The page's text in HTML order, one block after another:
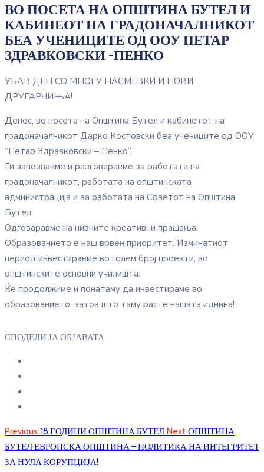
ВО ПОСЕТА НА ОПШТИНА БУТЕЛ И
КАБИНЕОТ НА ГРАДОНАЧАЛНИКОТ
БЕА УЧЕНИЦИТЕ ОД ООУ ПЕТАР
ЗДРАВКОВСКИ -ПЕНКО
УБАВ ДЕН СО МНОГУ НАСМЕВКИ И НОВИ
ДРУГАРЧИЊА!
Денес, во посета на Општина Бутел и кабинетот на
градоначалникот Дарко Костовски беа учениците од ООУ
“Петар Здравковски – Пенко”.
Ги запознавме и разговаравме за работата на
градоначалникот, работата на општинската
администрација и за работата на Советот на Општина
Бутел.
Одговаравме на нивните креативни прашања.
Образованието е наш врвен приоритет. Изминатиот
период инвестиравме во голем број проекти, во
општинските основни училишта.
Ќе продолжиме и понатаму да инвестираме во
образованието, затоа што таму расте нашата иднина!
СПОДЕЛИ ЈА ОБЈАВАТА
Previous 18 ГОДИНИ ОПШТИНА БУТЕЛ Next ОПШТИНА
БУТЕЛ ЕВРОПСКА ОПШТИНА – ПОЛИТИКА НА ИНТЕГРИТЕТ
ЗА НУЛА КОРУПЦИЈА!